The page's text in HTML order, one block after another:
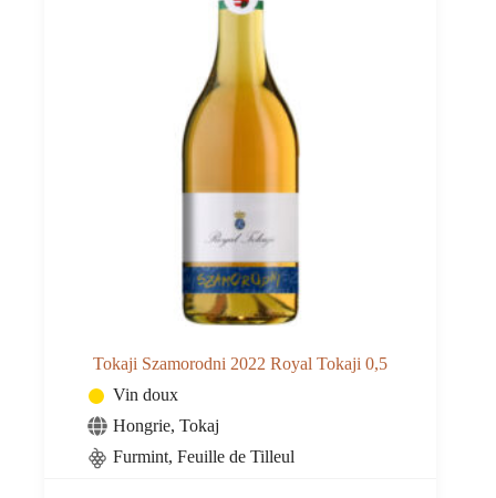
Tokaji Szamorodni 2022 Royal Tokaji 0,5
Vin doux
Hongrie, Tokaj
Furmint, Feuille de Tilleul